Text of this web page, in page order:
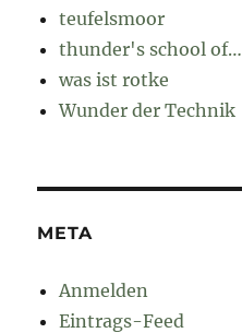
teufelsmoor
thunder's school of…
was ist rotke
Wunder der Technik
META
Anmelden
Eintrags-Feed